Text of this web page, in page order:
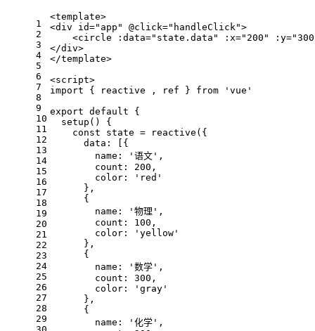
1
2
3
4
5
6
7
8
9
10
11
12
13
14
15
16
17
18
19
20
21
22
23
24
25
26
27
28
29
<template>
<div id="app" @click="handleClick">
<circle :data="state.data" :x="200" :y=
</div>
</template>
<script>
import { reactive , ref } from
'vue'
export default {
setup ( ) {
const state = reactive ({
data : [{
name : '语文' ,
count : 200 ,
color :
'red'
      },
      {
name : '物理' ,
count : 100 ,
color :
'yellow'
      },
      {
name : '数学' ,
count : 300 ,
color :
'gray'
      },
      {
name : '化学' ,